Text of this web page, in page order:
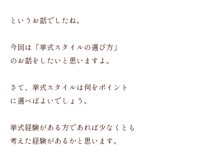
というお話でしたね。
今回は「挙式スタイルの選び方」
のお話をしたいと思いますよ。
さて、挙式スタイルは何をポイント
に選べばよいでしょう。
挙式経験がある方であれば少なくとも
考えた経験があるかと思います。